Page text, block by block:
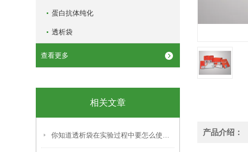
蛋白抗体纯化
透析袋
查看更多
相关文章
产品介绍：